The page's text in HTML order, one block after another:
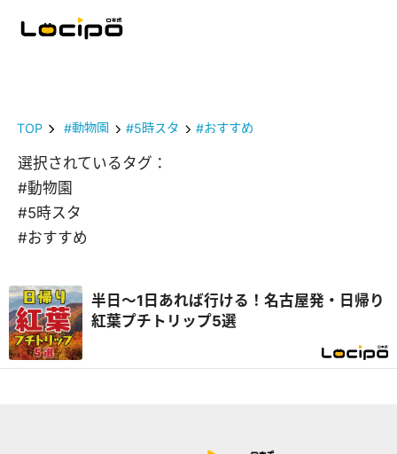
TOP #動物園 #5時スタ #おすすめ
選択されているタグ：
#動物園
#5時スタ
#おすすめ
半日～1日あれば行ける！名古屋発・日帰り
紅葉プチトリップ5選